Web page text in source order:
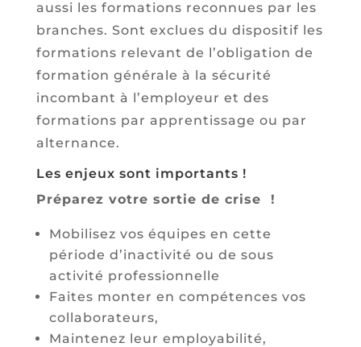
aussi les formations reconnues par les
branches. Sont exclues du dispositif les
formations relevant de l’obligation de
formation générale à la sécurité
incombant à l’employeur et des
formations par apprentissage ou par
alternance.
Les enjeux sont importants !
Préparez votre sortie de crise !
Mobilisez vos équipes en cette
période d’inactivité ou de sous
activité professionnelle
Faites monter en compétences vos
collaborateurs,
Maintenez leur employabilité,